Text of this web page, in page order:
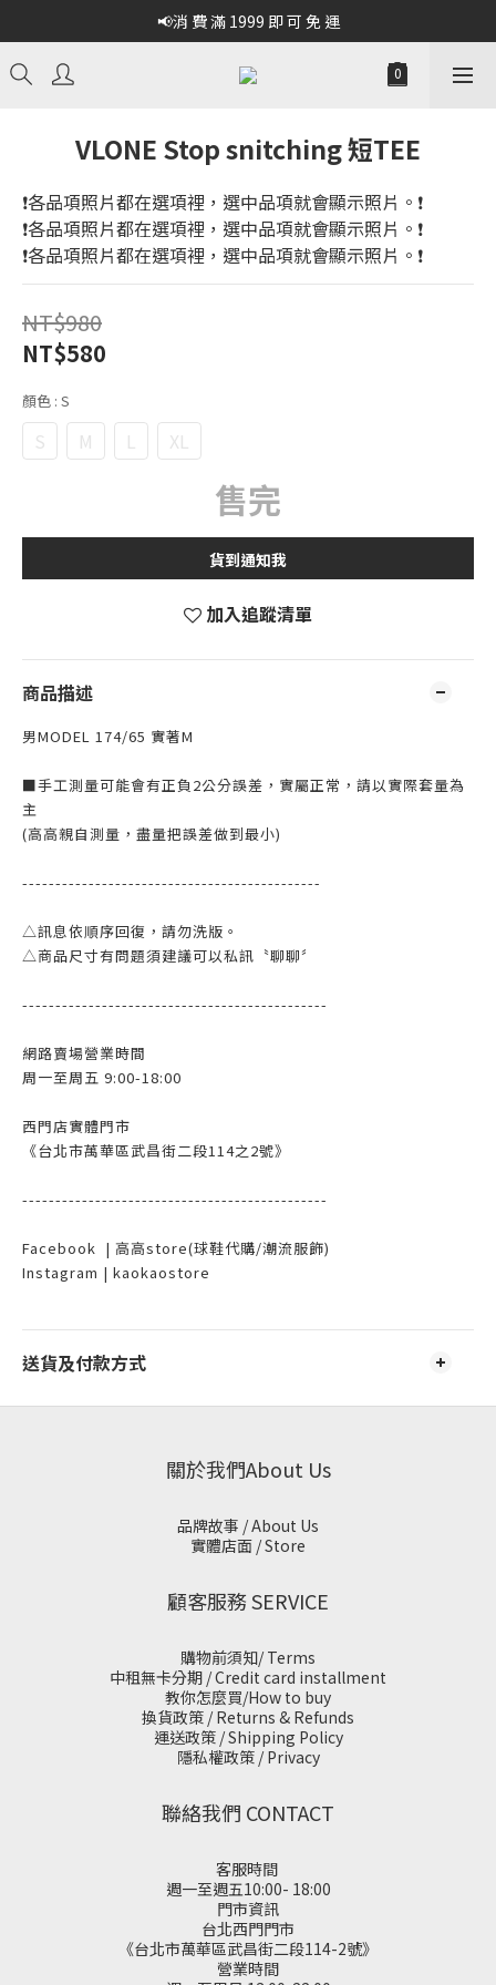
📢消 費 滿 1999 即 可 免 運
VLONE Stop snitching 短TEE
❗各品項照片都在選項裡，選中品項就會顯示照片。❗
❗各品項照片都在選項裡，選中品項就會顯示照片。❗
❗各品項照片都在選項裡，選中品項就會顯示照片。❗
NT$980
NT$580
顏色 : S
S M L XL
售完
貨到通知我
加入追蹤清單
商品描述
男MODEL 174/65 實著M
■手工測量可能會有正負2公分誤差，實屬正常，請以實際套量為
主
(高高親自測量，盡量把誤差做到最小)
---------------------------------------------
△訊息依順序回復，請勿洗版。
△商品尺寸有問題須建議可以私訊〝聊聊〞
----------------------------------------------
網路賣場營業時間
周一至周五 9:00-18:00
西門店實體門市
《台北市萬華區武昌街二段114之2號》
----------------------------------------------
Facebook | 高高store(球鞋代購/潮流服飾)
Instagram | kaokaostore
送貨及付款方式
關於我們About Us
品牌故事 / About Us
實體店面 / Store
顧客服務 SERVICE
購物前須知/ Terms
中租無卡分期 / Credit card installment
教你怎麼買/How to buy
換貨政策 / Returns & Refunds
運送政策 / Shipping Policy
隱私權政策 / Privacy
聯絡我們 CONTACT
客服時間
週一至週五10:00- 18:00
門市資訊
台北西門門市
《台北市萬華區武昌街二段114-2號》
營業時間